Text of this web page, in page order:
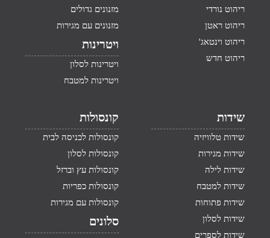
ריהוט נורדי
ריהוט ראטן
ריהוט וינטאג'
ריהוט חדש
מזנונים גדולים
מזנונים עם מגירות
ויטרינות
ויטרינות לסלון
ויטרינות למטבח
שידות
שידות טלוויזיה
שידות מגירות
שידות לילה
שידות למטבח
שידות פתוחות
שידות לסלון
שידות לספרים
קונסולות
קונסולות לכניסה לבית
קונסולות לסלון
קונסולות עץ וברזל
קונסולות כפריות
קונסולות עם מגירות
סלונים